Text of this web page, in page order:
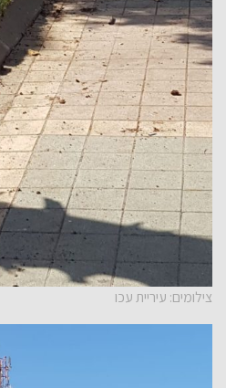
צילומים: עיריית עכו